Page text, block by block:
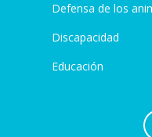
Defensa de los
Discapacidad
Educación